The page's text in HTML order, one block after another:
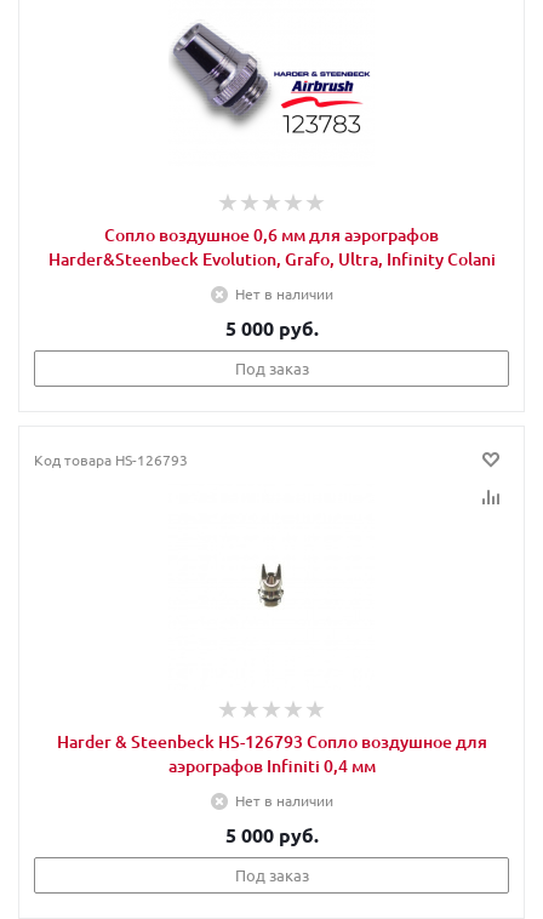
Сопло воздушное 0,6 мм для аэрографов
Harder&Steenbeck Evolution, Grafo, Ultra, Infinity Colani
Нет в наличии
5 000 руб.
Под заказ
Код товара HS-126793
Harder & Steenbeck HS-126793 Сопло воздушное для
аэрографов Infiniti 0,4 мм
Нет в наличии
5 000 руб.
Под заказ